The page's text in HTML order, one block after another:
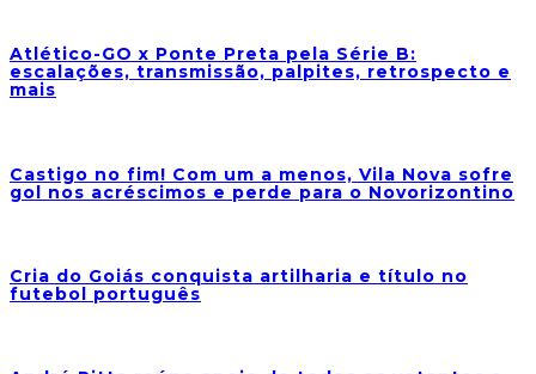
Atlético-GO x Ponte Preta pela Série B:
escalações, transmissão, palpites, retrospecto e
mais
Castigo no fim! Com um a menos, Vila Nova sofre
gol nos acréscimos e perde para o Novorizontino
Cria do Goiás conquista artilharia e título no
futebol português